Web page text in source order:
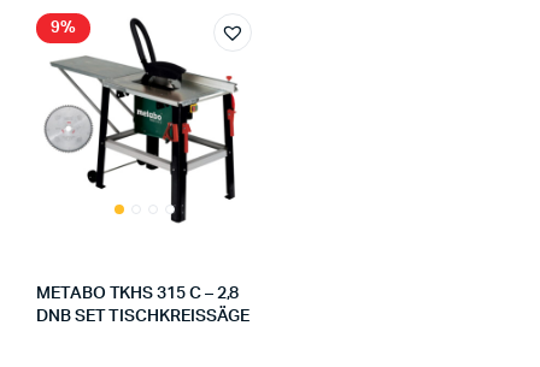
9%
METABO TKHS 315 C – 2,8
DNB SET TISCHKREISSÄGE